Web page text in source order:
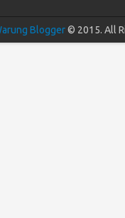
Blogger© 2015. All